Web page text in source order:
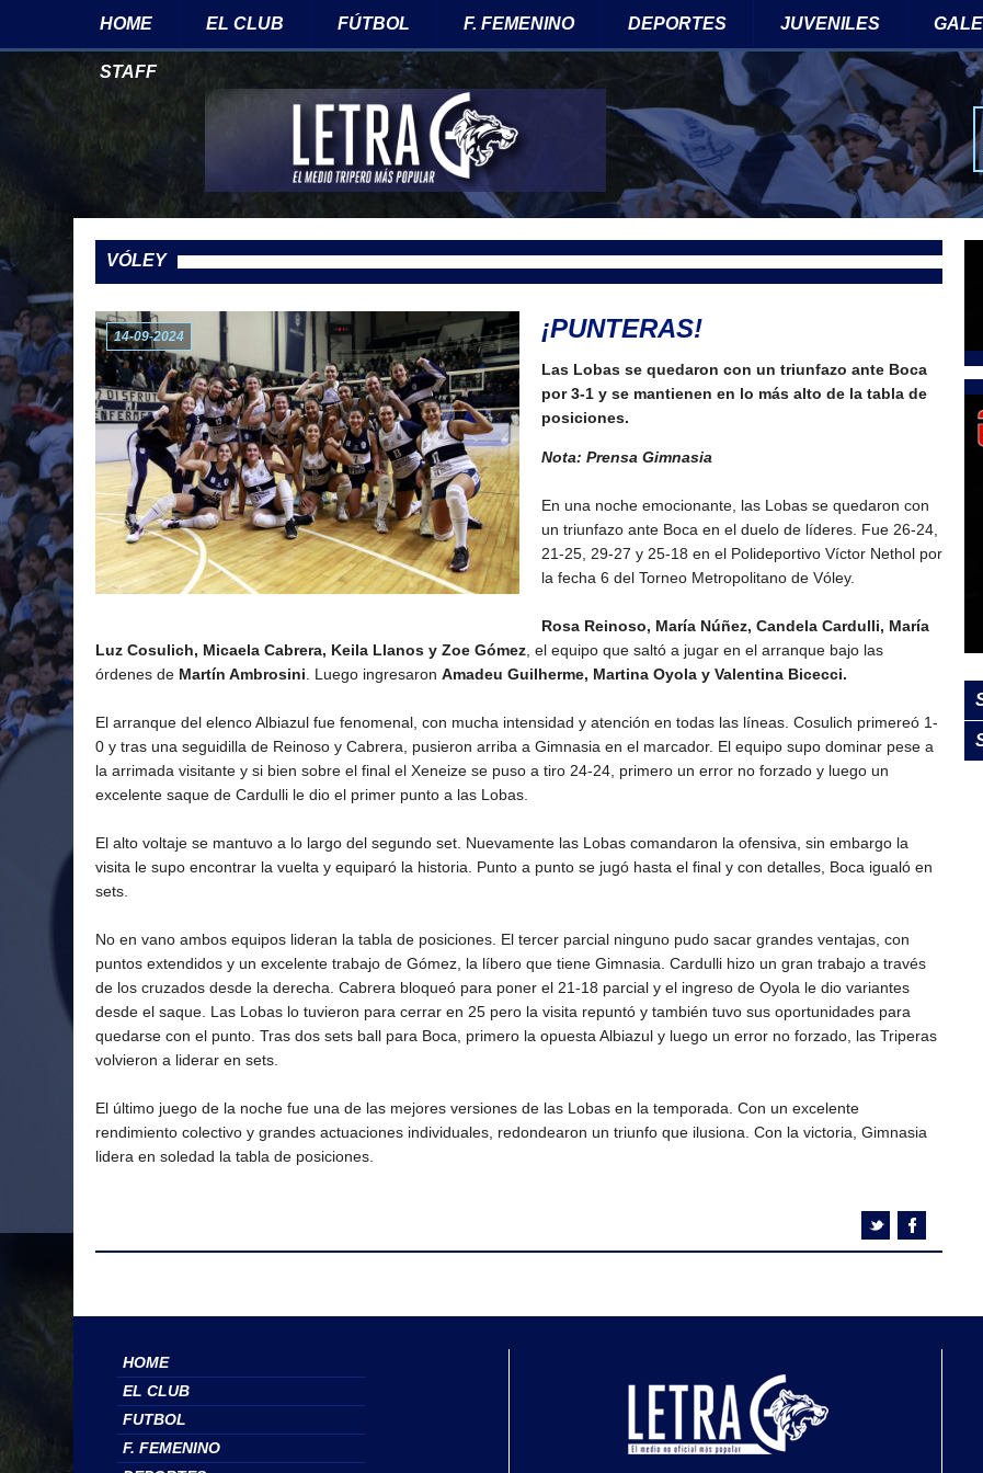
HOME EL CLUB FÚTBOL F. FEMENINO DEPORTES JUVENILES
STAFF
VÓLEY
14-09-2024 ¡PUNTERAS!
Las Lobas se quedaron con un triunfazo ante Boca
por 3-1 y se mantienen en lo más alto de la tabla de
posiciones.
Nota: Prensa Gimnasia
En una noche emocionante, las Lobas se quedaron con
un triunfazo ante Boca en el duelo de líderes. Fue 26-24,
21-25, 29-27 y 25-18 en el Polideportivo Víctor Nethol por
la fecha 6 del Torneo Metropolitano de Vóley.
Rosa Reinoso, María Núñez, Candela Cardulli, María
Luz Cosulich, Micaela Cabrera, Keila Llanos y Zoe Gómez, el equipo que saltó a jugar en el arranque bajo las
órdenes de Martín Ambrosini. Luego ingresaronAmadeu Guilherme, Martina Oyola y Valentina Bicecci.
El arranque del elenco Albiazul fue fenomenal, con mucha intensidad y atención en todas las líneas. Cosulich primereó 1-
0 y tras una seguidilla de Reinoso y Cabrera, pusieron arriba a Gimnasia en el marcador. El equipo supo dominar pese a
la arrimada visitante y si bien sobre el final el Xeneize se puso a tiro 24-24, primero un error no forzado y luego un
excelente saque de Cardulli le dio el primer punto a las Lobas.
El alto voltaje se mantuvo a lo largo del segundo set. Nuevamente las Lobas comandaron la ofensiva, sin embargo la
visita le supo encontrar la vuelta y equiparó la historia. Punto a punto se jugó hasta el final y con detalles, Boca igualó en
sets.
No en vano ambos equipos lideran la tabla de posiciones. El tercer parcial ninguno pudo sacar grandes ventajas, con
puntos extendidos y un excelente trabajo de Gómez, la líbero que tiene Gimnasia. Cardulli hizo un gran trabajo a través
de los cruzados desde la derecha. Cabrera bloqueó para poner el 21-18 parcial y el ingreso de Oyola le dio variantes
desde el saque. Las Lobas lo tuvieron para cerrar en 25 pero la visita repuntó y también tuvo sus oportunidades para
quedarse con el punto. Tras dos sets ball para Boca, primero la opuesta Albiazul y luego un error no forzado, las Triperas
volvieron a liderar en sets.
El último juego de la noche fue una de las mejores versiones de las Lobas en la temporada. Con un excelente
rendimiento colectivo y grandes actuaciones individuales, redondearon un triunfo que ilusiona. Con la victoria, Gimnasia
lidera en soledad la tabla de posiciones.
HOME
EL CLUB
FUTBOL
F. FEMENINO